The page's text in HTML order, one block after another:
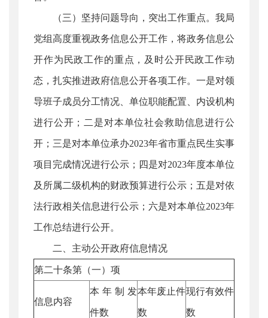
（三）坚持问题导向，突出工作重点。我局
党组高度重视政务信息公开工作，将政务信息公
开作为民政工作的重点，及时公开民政工作动
态，扎实推进政府信息公开各项工作。一是对领
导班子成员分工情况、单位职能配置、内设机构
进行公开；二是对本单位社会救助信息进行公
开；三是对本单位承办2023年省市重点民生实事
项目完成情况进行公示；四是对2023年度本单位
及所属二级机构的财政预算进行公示；五是对依
法行政相关信息进行公示；六是对本单位2023年
工作总结进行公开。
二、主动公开政府信息情况
第二十条第（一）项
信息内容
本年制发
件数
本年废止件
数
现行有效件
数